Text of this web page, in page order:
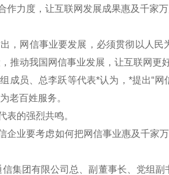
力度，让互联网发展成果惠及千家
网信事业要发展，必须贯彻以人民
推动我国网信事业发展，让互联网更
员、总李跃等代表*认为，*提出“网
老百姓服务。
的强烈共鸣。
业要考虑如何把网信事业惠及千家
团有限公司总、副董事长、党组副